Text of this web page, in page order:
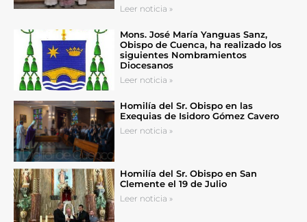
Leer noticia »
Mons. José María Yanguas Sanz,
Obispo de Cuenca, ha realizado los
siguientes Nombramientos
Diocesanos
Leer noticia »
Homilía del Sr. Obispo en las
Exequias de Isidoro Gómez Cavero
Leer noticia »
Homilía del Sr. Obispo en San
Clemente el 19 de Julio
Leer noticia »